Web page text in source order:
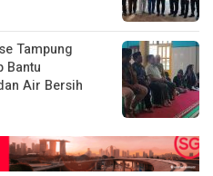
Tampung
Bantu
Air Bersih